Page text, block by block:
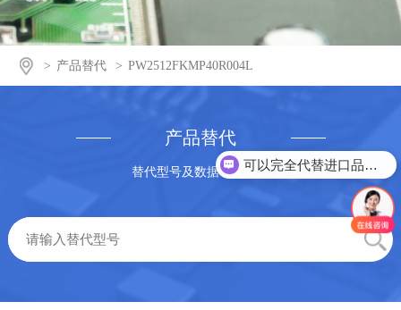
> 产品替代 > PW2512FKMP40R004L
产品替代
替代型号及数据手册查询
可以免费送样吗？